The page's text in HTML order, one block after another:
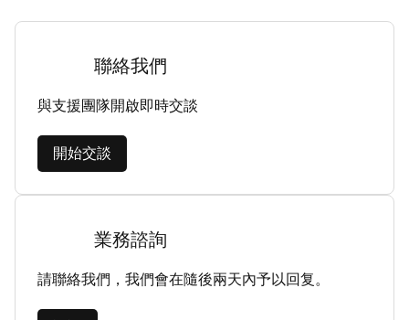
聯絡我們
與支援團隊開啟即時交談
開始交談
業務諮詢
請聯絡我們，我們會在隨後兩天內予以回复。